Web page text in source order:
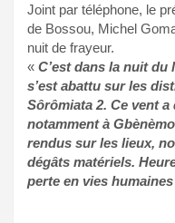
Joint par téléphone, le
de Bossou, Michel
nuit de frayeur.
« C’est dans la nuit
s’est abattu sur les
Sôrômiata 2. Ce vent
notamment à
rendus sur les lieux,
dégâts matériels.
perte en vies humaines